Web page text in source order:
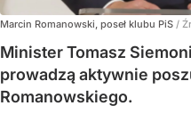
Marcin Romanowski, poseł klubu PiS /
Minister Tomasz
prowadzą aktywnie
Romanowskiego.